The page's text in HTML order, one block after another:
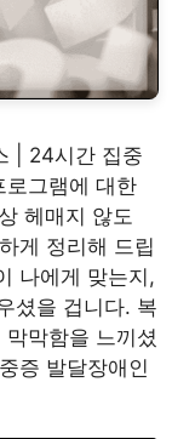
| 24시간 집중
로그램에 대한
헤매지 않도
게 정리해 드립
나에게 맞는지,
셨을 겁니다. 복
막함을 느끼셨
증 발달장애인